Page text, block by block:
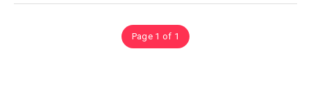
Page 1 of 1